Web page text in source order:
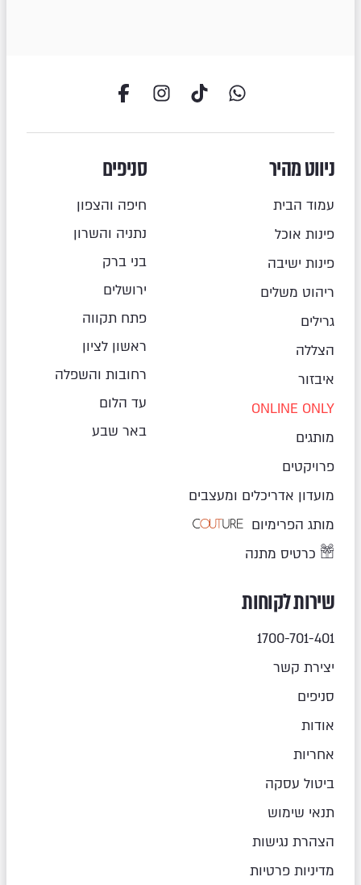
ניווט מהיר
עמוד הבית
פינות אוכל
פינות ישיבה
ריהוט משלים
גרילים
הצללה
איבזור
ONLINE ONLY
מותגים
פרויקטים
מועדון אדריכלים ומעצבים
מותג הפרימיום
כרטיס מתנה
סניפים
חיפה והצפון
נתניה והשרון
בני ברק
ירושלים
פתח תקווה
ראשון לציון
רחובות והשפלה
עד הלום
באר שבע
שירות לקוחות
1700-701-401
יצירת קשר
סניפים
אודות
אחריות
ביטול עסקה
תנאי שימוש
הצהרת נגישות
מדיניות פרטיות